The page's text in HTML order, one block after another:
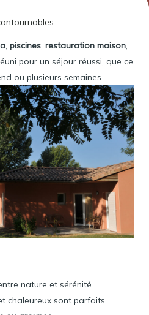
, piscines, restauration maison,
pour un séjour réussi, que ce
ou plusieurs semaines.
nature et sérénité.
chaleureux sont parfaits